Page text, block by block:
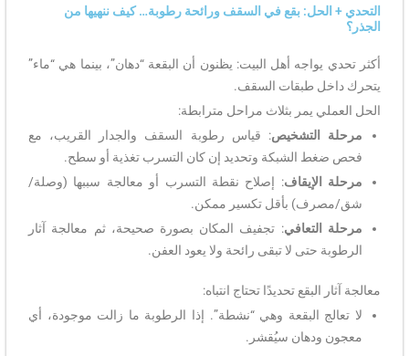
التحدي + الحل: بقع في السقف ورائحة رطوبة… كيف ننهيها من
الجذر؟
أكثر تحدي يواجه أهل البيت: يظنون أن البقعة “دهان”، بينما هي “ماء”
يتحرك داخل طبقات السقف.
الحل العملي يمر بثلاث مراحل مترابطة:
مرحلة التشخيص: قياس رطوبة السقف والجدار القريب، مع
فحص ضغط الشبكة وتحديد إن كان التسرب تغذية أو سطح.
مرحلة الإيقاف: إصلاح نقطة التسرب أو معالجة سببها (وصلة/
شق/مصرف) بأقل تكسير ممكن.
مرحلة التعافي: تجفيف المكان بصورة صحيحة، ثم معالجة آثار
الرطوبة حتى لا تبقى رائحة ولا يعود العفن.
معالجة آثار البقع تحديدًا تحتاج انتباه:
لا تعالج البقعة وهي “نشطة”. إذا الرطوبة ما زالت موجودة، أي
معجون ودهان سيُقشر.